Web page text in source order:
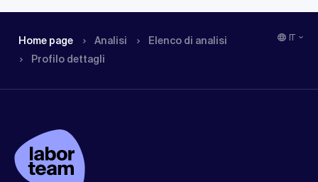
Home page Analisi
Elenco di analisi
Profilo dettagli